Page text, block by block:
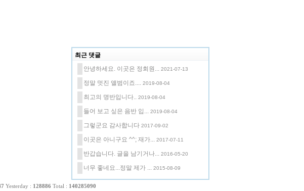
최근 댓글
안녕하세요. 이곳은 정회원... 2021-07-13
정말 멋진 앨범이죠.... 2019-08-04
최고의 명반입니다.. 2019-08-04
들어 보고 싶은 음반 입... 2019-08-04
그렇군요 감사합니다 2017-09-02
이곳은 아니구요 ^^; 재가... 2017-07-11
반갑습니다. 글을 남기거나... 2016-05-20
너무 좋네요...정말 제가 ... 2015-08-09
Yesterday : 128886 Total : 140285090